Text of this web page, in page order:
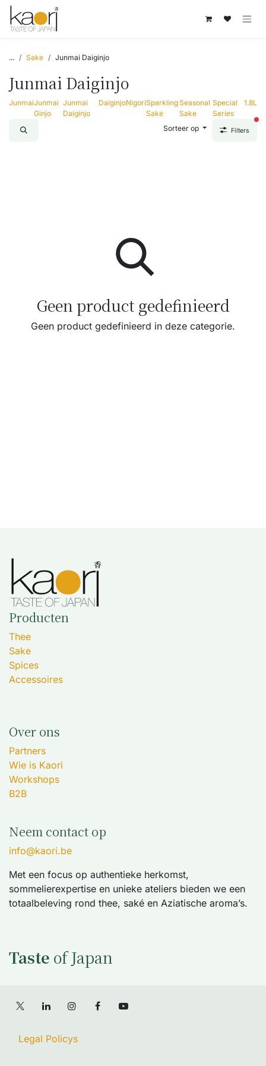
Overslaan naar inhoud
... Sake Junmai Daiginjo
Junmai Daiginjo
JunmaiJunmai
Ginjo
Junmai
Daiginjo
DaiginjoNigoriSparkling
Sake
Seasonal
Sake
Special
Series
1.8L
Sorteer op Filters
Geen product gedefinieerd
Geen product gedefinieerd in deze categorie.
Producten
Thee
Sake
Spices
Accessoires
Over ons
Partners
Wie is Kaori
Workshops
B2B
Neem contact op
info@kaori.be
Met een focus op authentieke herkomst,
sommelierexpertise en unieke ateliers bieden we een
totaalbeleving rond thee, saké en Aziatische aroma’s.
Taste of Japan
Legal Policys